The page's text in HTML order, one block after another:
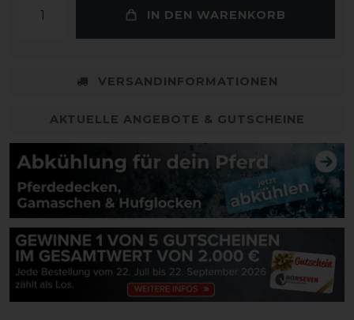
IN DEN WARENKORB
VERSANDINFORMATIONEN
AKTUELLE ANGEBOTE & GUTSCHEINE